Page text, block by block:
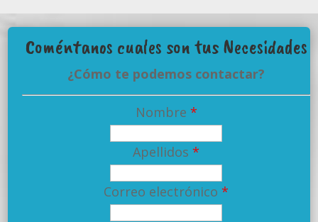
Coméntanos cuales son tus Necesidades
¿Cómo te podemos contactar?
Nombre *
Apellidos *
Correo electrónico *